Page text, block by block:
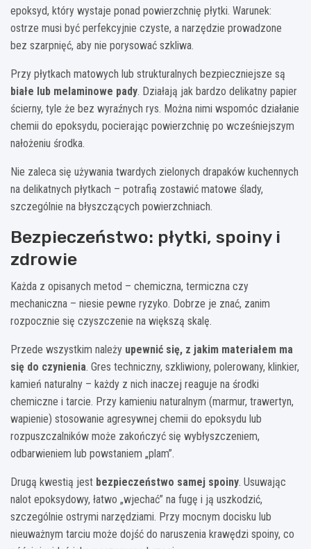
epoksyd, który wystaje ponad powierzchnię płytki. Warunek:
ostrze musi być perfekcyjnie czyste, a narzędzie prowadzone
bez szarpnięć, aby nie porysować szkliwa.
Przy płytkach matowych lub strukturalnych bezpieczniejsze są
białe lub melaminowe pady. Działają jak bardzo delikatny papier
ścierny, tyle że bez wyraźnych rys. Można nimi wspomóc działanie
chemii do epoksydu, pocierając powierzchnię po wcześniejszym
nałożeniu środka.
Nie zaleca się używania twardych zielonych drapaków kuchennych
na delikatnych płytkach – potrafią zostawić matowe ślady,
szczególnie na błyszczących powierzchniach.
Bezpieczeństwo: płytki, spoiny i
zdrowie
Każda z opisanych metod – chemiczna, termiczna czy
mechaniczna – niesie pewne ryzyko. Dobrze je znać, zanim
rozpocznie się czyszczenie na większą skalę.
Przede wszystkim należy upewnić się, z jakim materiałem ma
się do czynienia. Gres techniczny, szkliwiony, polerowany, klinkier,
kamień naturalny – każdy z nich inaczej reaguje na środki
chemiczne i tarcie. Przy kamieniu naturalnym (marmur, trawertyn,
wapienie) stosowanie agresywnej chemii do epoksydu lub
rozpuszczalników może zakończyć się wybłyszczeniem,
odbarwieniem lub powstaniem „plam”.
Drugą kwestią jest bezpieczeństwo samej spoiny. Usuwając
nalot epoksydowy, łatwo „wjechać” na fugę i ją uszkodzić,
szczególnie ostrymi narzędziami. Przy mocnym docisku lub
nieuważnym tarciu może dojść do naruszenia krawędzi spoiny, co